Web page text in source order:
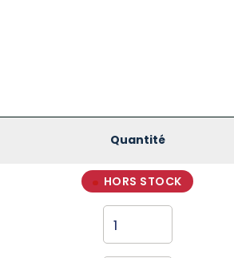
Quantité
HORS STOCK